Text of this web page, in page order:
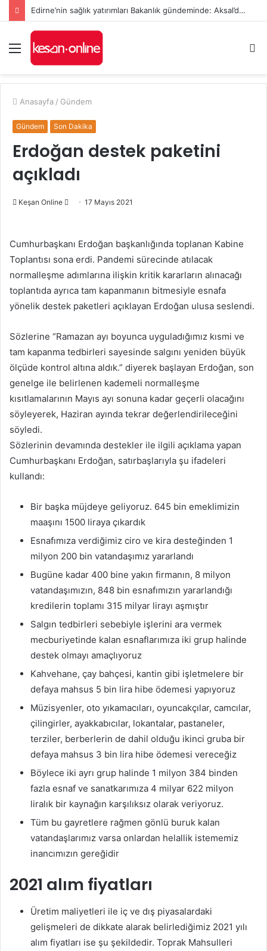
Edirne’nin sağlık yatırımları Bakanlık gündeminde: Aksal’dan Keşan için iki önemli talep
Menü
...
Anasayfa / Gündem
Gündem Son Dakika
Erdoğan destek paketini
açıkladı
Keşan Online
göndermek
17 Mayıs 2021
Cumhurbaşkanı Erdoğan başkanlığında toplanan Kabine
Toplantısı sona erdi. Pandemi sürecinde atılacak
normalleşme adımlarına ilişkin kritik kararların alınacağı
toplantıda ayrıca tam kapanmanın bitmesiyle esnafa
yönelik destek paketleri açıklayan Erdoğan ulusa seslendi.
Sözlerine “Ramazan ayı boyunca uyguladığımız kısmi ve
tam kapanma tedbirleri sayesinde salgını yeniden büyük
ölçüde kontrol altına aldık.” diyerek başlayan Erdoğan, son
genelge ile belirlenen kademeli normalleşme
kısıtlamalarının Mayıs ayı sonuna kadar geçerli olacağını
söyleyerek, Haziran ayında tekrar değerlendirileceğini
söyledi.
Sözlerinin devamında destekler ile ilgili açıklama yapan
Cumhurbaşkanı Erdoğan, satırbaşlarıyla şu ifadeleri
kullandı:
Bir başka müjdeye geliyoruz. 645 bin emeklimizin
maaşını 1500 liraya çıkardık
Esnafımıza verdiğimiz ciro ve kira desteğinden 1
milyon 200 bin vatandaşımız yararlandı
Bugüne kadar 400 bine yakın firmanın, 8 milyon
vatandaşımızın, 848 bin esnafımızın yararlandığı
kredilerin toplamı 315 milyar lirayı aşmıştır
Salgın tedbirleri sebebiyle işlerini ara vermek
mecburiyetinde kalan esnaflarımıza iki grup halinde
destek olmayı amaçlıyoruz
Kahvehane, çay bahçesi, kantin gibi işletmelere bir
defaya mahsus 5 bin lira hibe ödemesi yapıyoruz
Müzisyenler, oto yıkamacıları, oyuncakçılar, camcılar,
çilingirler, ayakkabıcılar, lokantalar, pastaneler,
terziler, berberlerin de dahil olduğu ikinci gruba bir
defaya mahsus 3 bin lira hibe ödemesi vereceğiz
Böylece iki ayrı grup halinde 1 milyon 384 binden
fazla esnaf ve sanatkarımıza 4 milyar 622 milyon
liralık bir kaynağın karşılıksız olarak veriyoruz.
Tüm bu gayretlere rağmen gönlü buruk kalan
vatandaşlarımız varsa onlardan helallik istememiz
inancımızın gereğidir
2021 alım fiyatları
Üretim maliyetleri ile iç ve dış piyasalardaki
gelişmeleri de dikkate alarak belirlediğimiz 2021 yılı
alım fiyatları ise şu şekildedir. Toprak Mahsulleri